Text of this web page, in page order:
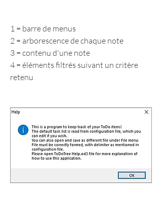
1 = barre de menus
2 = arborescence de chaque note
3 = contenu d'une note
4 = éléments filtrés suivant un critère
retenu